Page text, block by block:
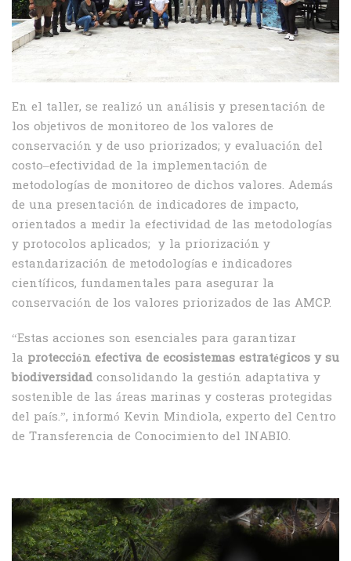
En el taller, se realizó un análisis y presentación de
los objetivos de monitoreo de los valores de
conservación y de uso priorizados; y evaluación del
costo–efectividad de la implementación de
metodologías de monitoreo de dichos valores. Además
de una presentación de indicadores de impacto,
orientados a medir la efectividad de las metodologías
y protocolos aplicados; y la priorización y
estandarización de metodologías e indicadores
científicos, fundamentales para asegurar la
conservación de los valores priorizados de las AMCP.
“Estas acciones son esenciales para garantizar
la protección efectiva de ecosistemas estratégicos y su
biodiversidadconsolidando la gestión adaptativa y
sostenible de las áreas marinas y costeras protegidas
del país.”, informó Kevin Mindiola, experto del Centro
de Transferencia de Conocimiento del INABIO.